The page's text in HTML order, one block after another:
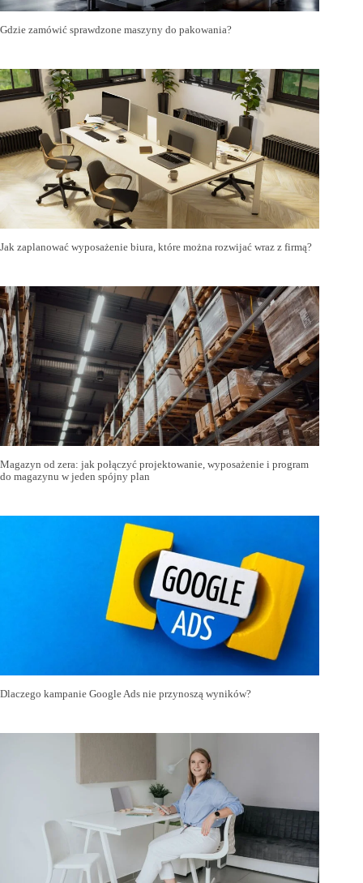
Gdzie zamówić sprawdzone maszyny do pakowania?
Jak zaplanować wyposażenie biura, które można rozwijać wraz z firmą?
Magazyn od zera: jak połączyć projektowanie, wyposażenie i program
do magazynu w jeden spójny plan
Dlaczego kampanie Google Ads nie przynoszą wyników?